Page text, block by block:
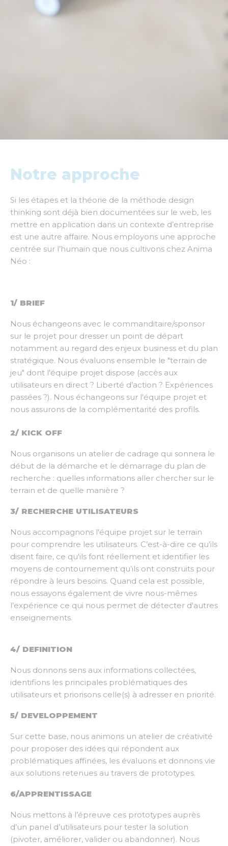
en phase de maturité ou en fin de vie
Notre approche
Si les étapes et la théorie de la méthode design
thinking sont déjà bien documentées sur le web, les
mettre en application dans un contexte d’entreprise
est une autre affaire. Nous employons une approche
centrée sur l’humain que nous cultivons chez Anima
Néo :
1/ BRIEF
Nous échangeons avec le commanditaire/sponsor
sur le projet pour dresser un point de départ
notamment au regard des enjeux business et du plan
stratégique. Nous évaluons ensemble le "terrain de
jeu" dont l'équipe projet dispose (accès aux
utilisateurs en direct ? Liberté d’action ? Expériences
passées ?). Nous échangeons sur l'équipe projet et
nous assurons de la complémentarité des profils.
2/ KICK OFF
Nous organisons un atelier de cadrage qui sonnera le
début de la démarche et le démarrage du plan de
recherche : quelles informations aller chercher sur le
terrain et de quelle manière ?
3/ RECHERCHE UTILISATEURS
Nous accompagnons l'équipe projet sur le terrain
pour comprendre les utilisateurs. C’est-à-dire ce qu’ils
disent faire, ce qu'ils font réellement et identifier les
moyens de contournement qu’ils ont construits pour
répondre à leurs besoins. Quand cela est possible,
nous essayons également de vivre nous-mêmes
l’expérience ce qui nous permet de détecter d'autres
enseignements.
4/ DEFINITION
Nous donnons sens aux informations collectées,
identifions les principales problématiques des
utilisateurs et priorisons celle(s) à adresser en priorité.
5/ DEVELOPPEMENT
Sur cette base, nous animons un atelier de créativité
pour proposer des idées qui répondent aux
problématiques affinées, les évaluons et donnons vie
aux solutions retenues au travers de prototypes.
6/APPRENTISSAGE
Nous mettons à l’épreuve ces prototypes auprès
d’un panel d’utilisateurs pour tester la solution
(pivoter, améliorer, valider ou abandonner). Nous